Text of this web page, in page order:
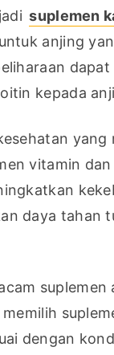
suplemen
anjing
kepada
yang
vitamin
daya tahan
suplemen
dengan